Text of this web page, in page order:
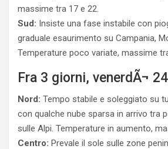
massime tra 17 e 22.
Sud: Insiste una fase instabile con
graduale esaurimento su Campania,
Temperature poco variate, massime
Fra 3 giorni, venerdÃ¬
Nord: Tempo stabile e soleggiato su
con qualche nube sparsa in arrivo tra
sulle Alpi. Temperature in aumento,
Centro: Prevale il sole sulle zone